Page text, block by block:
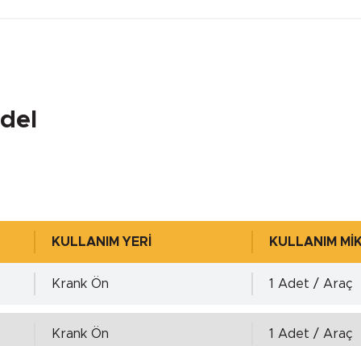
) Ra=0,2÷0,8µm,
0.00 mm.
KULLANIM YERİ KULLANIM
Krank Ön 1 Adet / Araç
Krank Ön 1 Adet / Araç